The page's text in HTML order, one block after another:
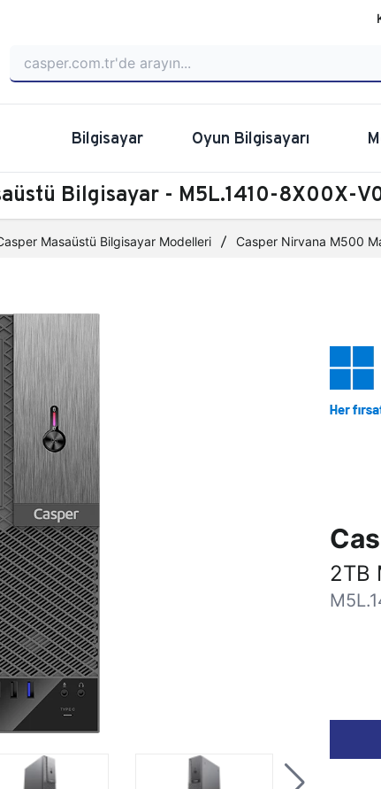
Bilgisayar Oyun Bilgisayarı
Bilgisayar - M5L.1410-8X00X-
Masaüstü Bilgisayar Modelleri Casper Nirvana M500
2TB